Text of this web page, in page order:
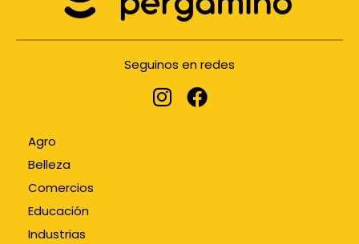
Seguinos en redes
Agro
Belleza
Comercios
Educación
Industrias